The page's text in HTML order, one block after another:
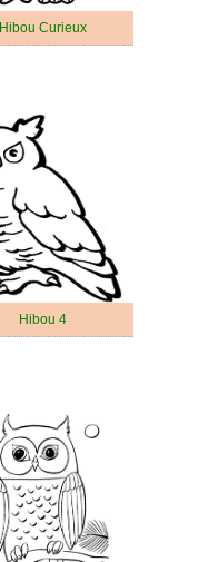
Hibou Curieux
Hibou 4